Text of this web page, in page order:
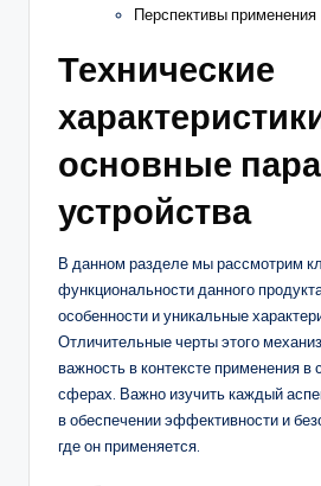
Перспективы применения
Технические
основные
устройства
В данном разделе мы рассмотрим
функциональности данного
особенности и уникальные
Отличительные черты этого
важность в контексте применения
сферах. Важно изучить каждый
в обеспечении эффективности и
где он применяется.